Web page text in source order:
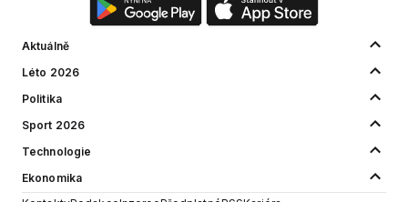
Aktuálně
Léto 2026
Politika
Sport 2026
Technologie
Ekonomika